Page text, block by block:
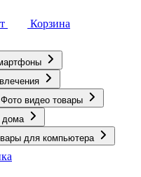
Корзина
Фото видео товары
дома
для компьютера